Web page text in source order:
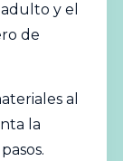
y el
de
al
la